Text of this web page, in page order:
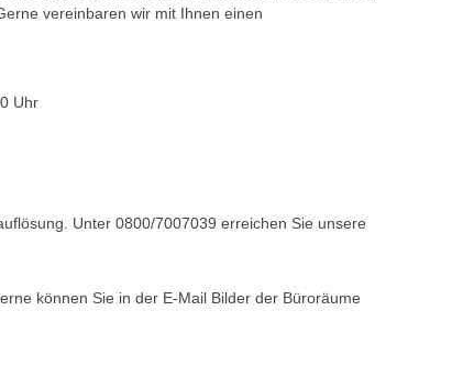
vereinbaren wir mit Ihnen einen
Uhr
Unter 0800/7007039 erreichen Sie unsere
können Sie in der E-Mail Bilder der Büroräume